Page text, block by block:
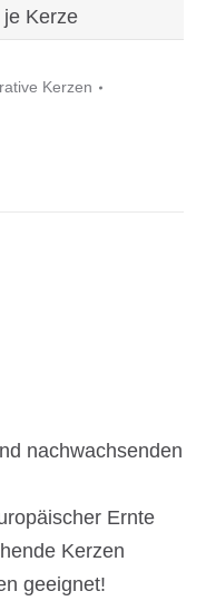
Kerze
Kerzen
nachwachsenden
Ernte
Kerzen
geeignet!